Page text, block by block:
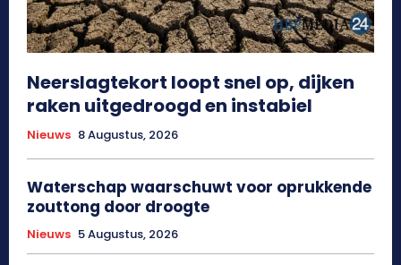
Neerslagtekort loopt snel op, dijken
raken uitgedroogd en instabiel
Nieuws 8 Augustus, 2026
Waterschap waarschuwt voor oprukkende
zouttong door droogte
Nieuws 5 Augustus, 2026